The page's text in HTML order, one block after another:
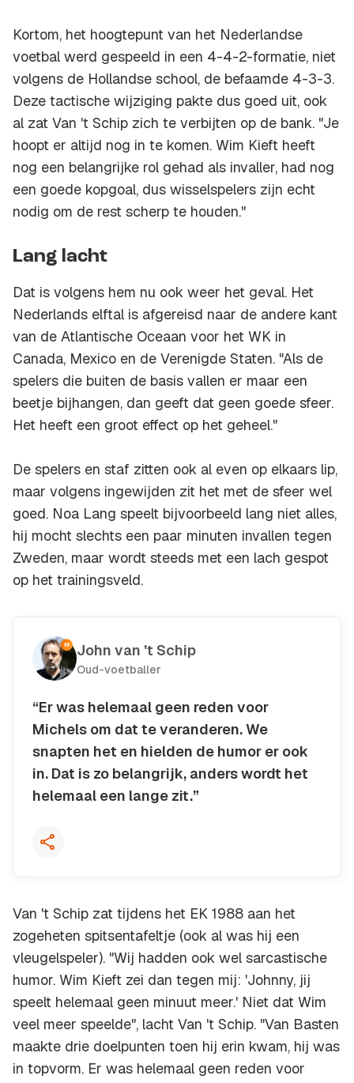
Kortom, het hoogtepunt van het Nederlandse
voetbal werd gespeeld in een 4-4-2-formatie, niet
volgens de Hollandse school, de befaamde 4-3-3.
Deze tactische wijziging pakte dus goed uit, ook
al zat Van 't Schip zich te verbijten op de bank. "Je
hoopt er altijd nog in te komen. Wim Kieft heeft
nog een belangrijke rol gehad als invaller, had nog
een goede kopgoal, dus wisselspelers zijn echt
nodig om de rest scherp te houden."
Lang lacht
Dat is volgens hem nu ook weer het geval. Het
Nederlands elftal is afgereisd naar de andere kant
van de Atlantische Oceaan voor het WK in
Canada, Mexico en de Verenigde Staten. "Als de
spelers die buiten de basis vallen er maar een
beetje bijhangen, dan geeft dat geen goede sfeer.
Het heeft een groot effect op het geheel."
De spelers en staf zitten ook al even op elkaars lip,
maar volgens ingewijden zit het met de sfeer wel
goed. Noa Lang speelt bijvoorbeeld lang niet alles,
hij mocht slechts een paar minuten invallen tegen
Zweden, maar wordt steeds met een lach gespot
op het trainingsveld.
John van 't Schip
Oud-voetballer
“Er was helemaal geen reden voor
Michels om dat te veranderen. We
snapten het en hielden de humor er ook
in. Dat is zo belangrijk, anders wordt het
helemaal een lange zit.”
Kopieer quote
Van 't Schip zat tijdens het EK 1988 aan het
zogeheten spitsentafeltje (ook al was hij een
vleugelspeler). "Wij hadden ook wel sarcastische
humor. Wim Kieft zei dan tegen mij: 'Johnny, jij
speelt helemaal geen minuut meer.' Niet dat Wim
veel meer speelde", lacht Van 't Schip. "Van Basten
maakte drie doelpunten toen hij erin kwam, hij was
in topvorm. Er was helemaal geen reden voor